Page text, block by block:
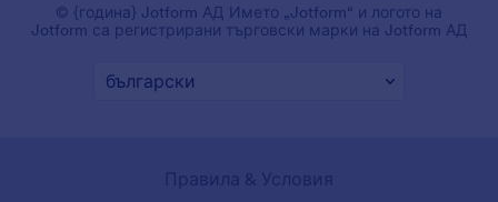
© {година} Jotform АД Името „Jotform“ и логото на
Jotform са регистрирани търговски марки на Jotform АД
Правила & Условия